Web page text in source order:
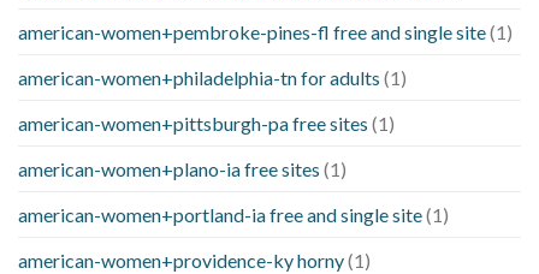
american-women+pembroke-pines-fl free and single site(1)
american-women+philadelphia-tn for adults (1)
american-women+pittsburgh-pa free sites (1)
american-women+plano-ia free sites (1)
american-women+portland-ia free and single site(1)
american-women+providence-ky horny(1)